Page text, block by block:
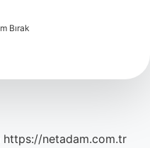
Bırak
https://netadam.com.tr